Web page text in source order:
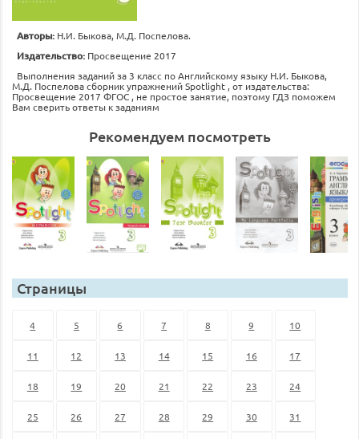
Авторы: Н.И. Быкова, М.Д. Поспелова.
Издательство: Просвещение 2017
Выполнения заданий за 3 класс по Английскому языку Н.И. Быкова,
М.Д. Поспелова сборник упражнений Spotlight , от издательства:
Просвещение 2017 ФГОС , не простое занятие, поэтому ГДЗ поможем
Вам сверить ответы к заданиям
Рекомендуем посмотреть
Страницы
4 5 6 7 8 9 10
11 12 13 14 15 16 17
18 19 20 21 22 23 24
25 26 27 28 29 30 31